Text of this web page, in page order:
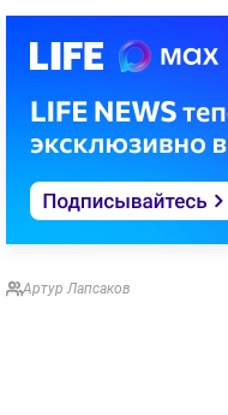
Артур Лапсаков